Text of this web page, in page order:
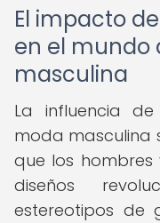
El impacto
en el mundo
masculina
La influencia
moda masculina
que los hombres
diseños
estereotipos de